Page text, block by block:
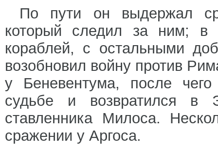
По пути он выдержал
который следил за ним; в
кораблей, с остальными
возобновил войну против
у Беневентума, после
судьбе и возвратился в
ставленника Милоса.
сражении у Аргоса.